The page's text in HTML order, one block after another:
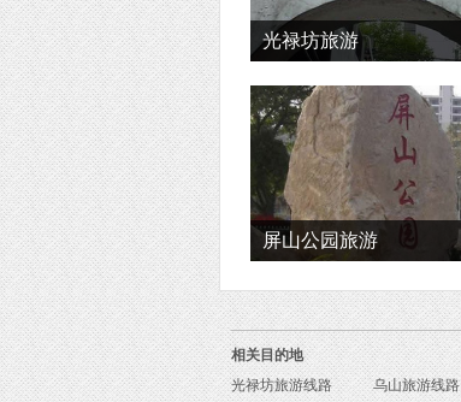
光禄坊旅游
屏山公园旅游
相关目的地
光禄坊旅游线路
乌山旅游线路